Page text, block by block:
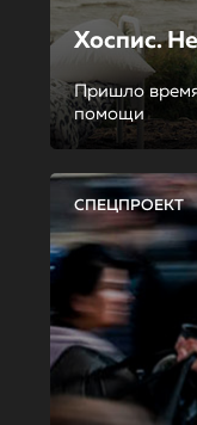
Хоспис.
Пришло
помощи
СПЕЦПРОЕКТ